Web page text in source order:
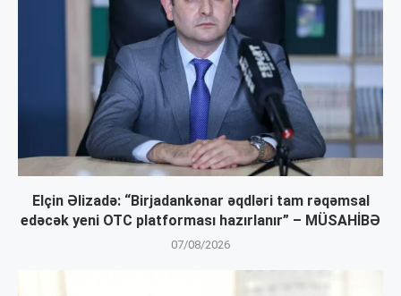
Elçin Əlizadə: “Birjadankənar əqdləri tam rəqəmsal
edəcək yeni OTC platforması hazırlanır” – MÜSAHİBƏ
07/08/2026